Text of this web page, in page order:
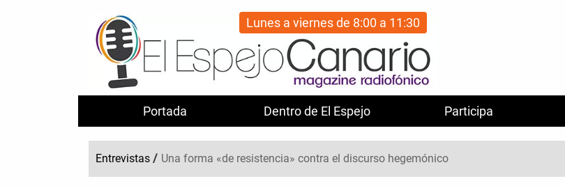
Portada Dentro de El Espejo Participa
Lunes a viernes de 8:00 a 11:30
Entrevistas / Una forma «de resistencia» contra el discurso hegemónico